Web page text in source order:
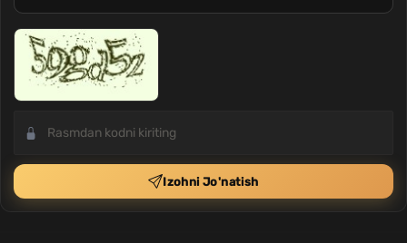
Izohni Jo'natish